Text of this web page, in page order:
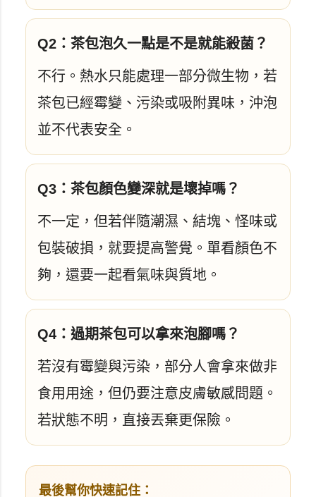
Q2：茶包泡久一點是不是就能殺菌？
不行。熱水只能處理一部分微生物，若
茶包已經霉變、污染或吸附異味，沖泡
並不代表安全。
Q3：茶包顏色變深就是壞掉嗎？
不一定，但若伴隨潮濕、結塊、怪味或
包裝破損，就要提高警覺。單看顏色不
夠，還要一起看氣味與質地。
Q4：過期茶包可以拿來泡腳嗎？
若沒有霉變與污染，部分人會拿來做非
食用用途，但仍要注意皮膚敏感問題。
若狀態不明，直接丟棄更保險。
最後幫你快速記住：